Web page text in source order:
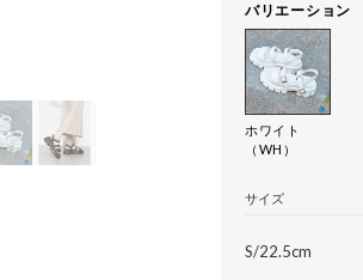
バリエーション
ホワイト
（WH）
サイズ
S/22.5cm